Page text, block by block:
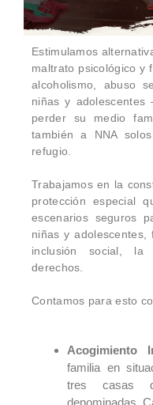
Estimulamos
maltrato psicológico y
alcoholismo, abuso
niñas y adolescentes
perder su medio
también a NNA
refugio.
Trabajamos en la
protección especial
escenarios seguros
niñas y
inclusión social, la
derechos.
Contamos para esto
Acogimiento
familia en
tres casas
denominadas